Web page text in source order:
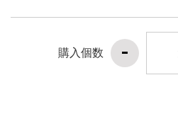
購入個数